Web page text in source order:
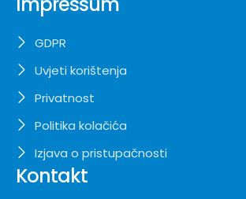
GDPR
Uvjeti korištenja
Privatnost
Politika kolačića
Izjava o pristupačnosti
Kontakt